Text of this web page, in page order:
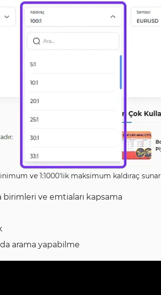
ve 1:1000'lik maksimum kaldıraç sunar
ve emtiaları kapsama
arama yapabilme